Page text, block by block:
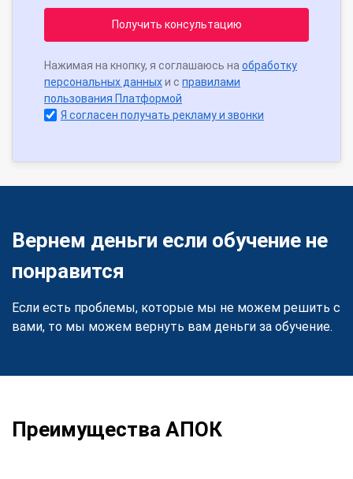
Получить консультацию
Нажимая на кнопку, я соглашаюсь на обработку
персональных данныхи с правилами
пользования Платформой
Я согласен получать рекламу и звонки
Вернем деньги если обучение не
понравится
Если есть проблемы, которые мы не можем решить с
вами, то мы можем вернуть вам деньги за обучение.
Преимущества АПОК